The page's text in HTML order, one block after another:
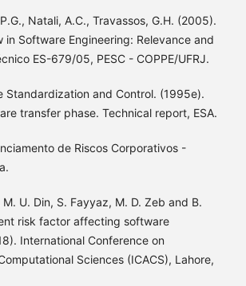
Natali, A.C., Travassos, G.H. (2005).
in Software Engineering: Relevance and
ES-679/05, PESC - COPPE/UFRJ.
Standardization and Control. (1995e).
transfer phase. Technical report, ESA.
de Riscos Corporativos -
M. U. Din, S. Fayyaz, M. D. Zeb and B.
risk factor affecting software
International Conference on
Sciences (ICACS), Lahore,